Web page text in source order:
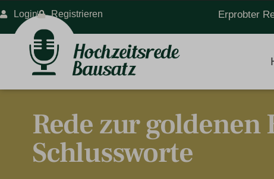
Erprobter
Login Registrieren
Rede zur
Schlussworte